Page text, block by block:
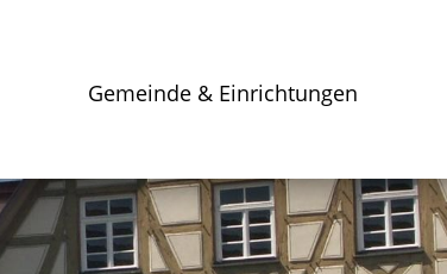
Gemeinde & Einrichtungen